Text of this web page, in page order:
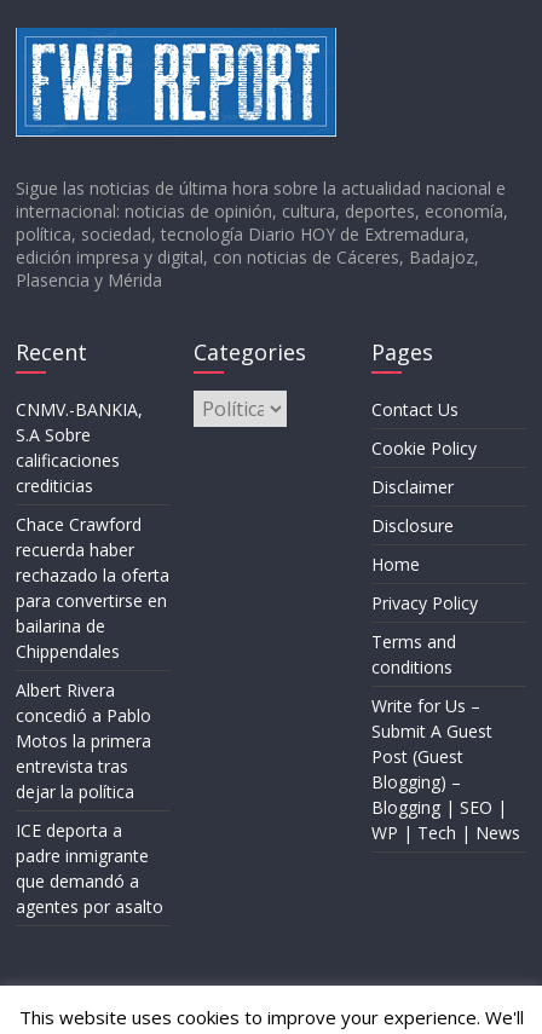
Sigue las noticias de última hora sobre la actualidad nacional e
internacional: noticias de opinión, cultura, deportes, economía,
política, sociedad, tecnología Diario HOY de Extremadura,
edición impresa y digital, con noticias de Cáceres, Badajoz,
Plasencia y Mérida
Recent
CNMV.-BANKIA,
S.A Sobre
calificaciones
crediticias
Chace Crawford
recuerda haber
rechazado la oferta
para convertirse en
bailarina de
Chippendales
Albert Rivera
concedió a Pablo
Motos la primera
entrevista tras
dejar la política
ICE deporta a
padre inmigrante
que demandó a
agentes por asalto
Categories
Categories
Pages
Contact Us
Cookie Policy
Disclaimer
Disclosure
Home
Privacy Policy
Terms and
conditions
Write for Us –
Submit A Guest
Post (Guest
Blogging) –
Blogging | SEO |
WP | Tech | News
Copyright © 2020FWP Report. All rights reserved.
This website uses cookies to improve your experience. We'll